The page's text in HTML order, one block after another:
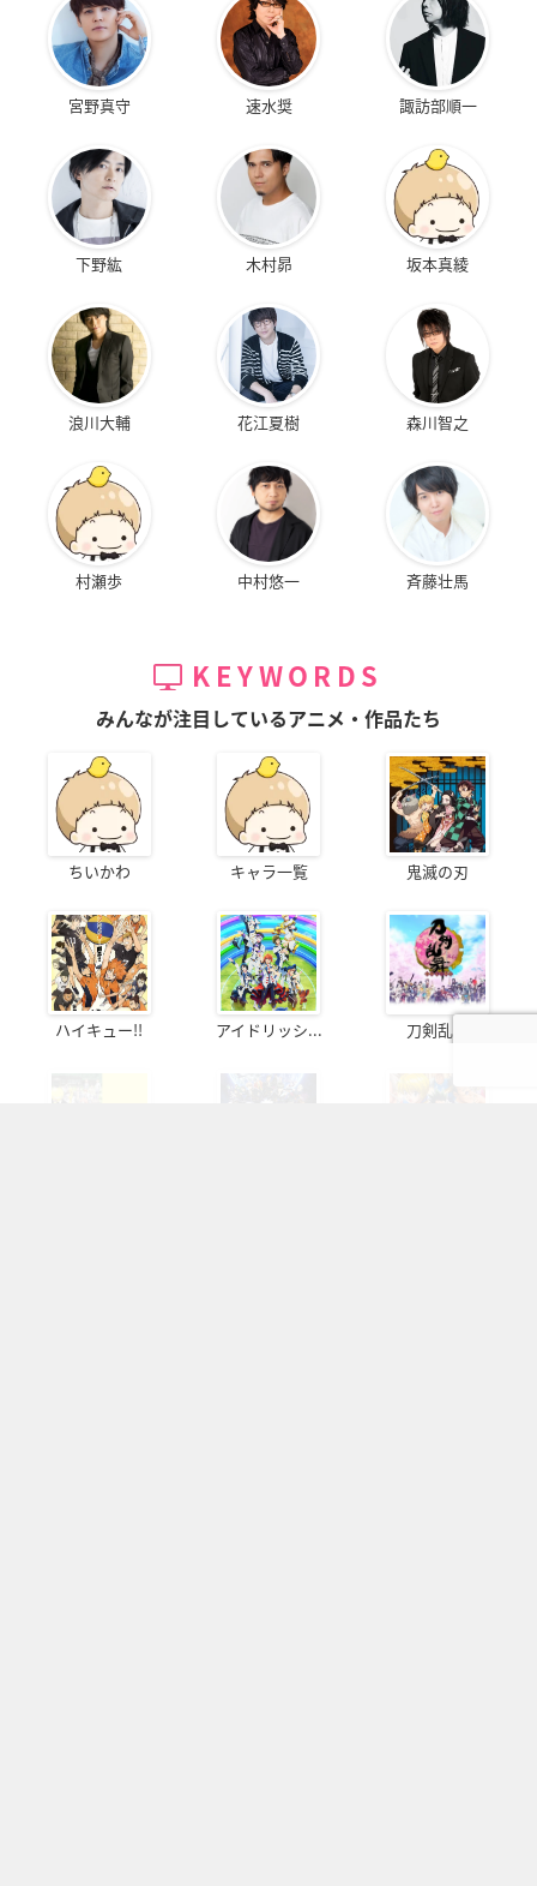
宮野真守 速水奨 諏訪部順一
下野紘 木村昴 坂本真綾
浪川大輔 花江夏樹 森川智之
村瀬歩 中村悠一 斉藤壮馬
KEYWORDS
みんなが注目しているアニメ・作品たち
ちいかわ キャラ一覧 鬼滅の刃
ハイキュー!! アイドリッシ... 刀剣乱舞